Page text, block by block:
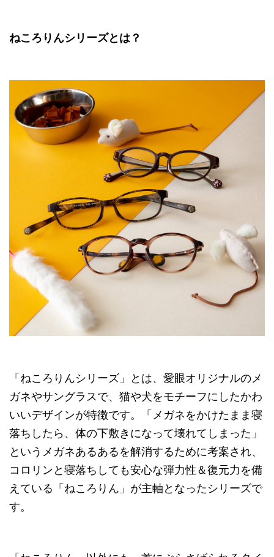
ねころりんシリーズとは？
「ねころりんシリーズ」とは、愛眼オリジナルのメ
ガネやサングラスで、猫や犬をモチーフにしたかわ
いいデザインが特徴です。「メガネをかけたまま寝
落ちしたら、体の下敷きになって壊れてしまった」
というメガネあるあるを解消するために考案され、
コロリンと寝落ちしても安心な弾力性＆復元力を備
えている「ねころりん」が主軸となったシリーズで
す。